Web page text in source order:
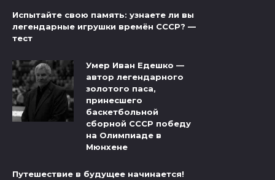
Испытайте свою память: узнаете ли вы
легендарные игрушки времён СССР? —
тест
Умер Иван Едешко —
автор легендарного
золотого паса,
принесшего
баскетбольной
сборной СССР победу
на Олимпиаде в
Мюнхене
Путешествие в будущее начинается!